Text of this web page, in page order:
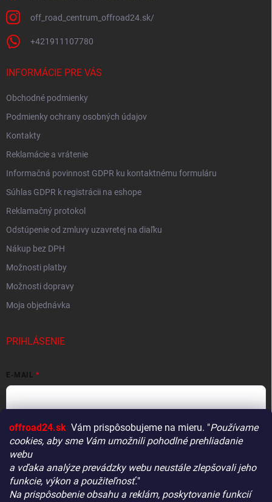
offroad24.sk Vám prispôsobujeme na mieru. "Používame
cookies, aby sme Vám umožnili pohodlné prehliadanie
webu
a vďaka analýze prevádzky webu neustále zlepšovali jeho
funkcie, výkon a použiteľnosť."
Na prispôsobenie obsahu a reklám, poskytovanie funkcií
Vitajte! Aby bolo hľadanie tých správnych dielov pre vaše
off_road_centrum_offroad24.sk/
+421911107780
INFORMÁCIE PRE VÁS
Obchodné podmienky
Podmienky ochrany osobných údajov
Kontakty
Reklamácie a vrátenie
Informačná povinnost GDPR ku kontaktnému formuláru
Súhlas GDPR k registrácii na eshope
Reklamačný protokol
Odstúpenie od zmluvy uzavretej na diaľku
Nákup bez DPH
Možnosti platby
Možnosti dopravy
Moja objednávka
PRIHLÁSENIE
E-MAIL
HESLO
Prihlásiť sa